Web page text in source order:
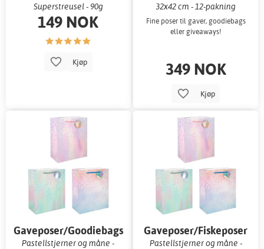
Superstreusel - 90g
149 NOK
Kjøp
32x42 cm - 12-pakning
Fine poser til gaver, goodiebags
eller giveaways!
349 NOK
Kjøp
Gaveposer/Goodiebags
Pastellstjerner og måne -
Gaveposer/Fiskeposer
Pastellstjerner og måne -